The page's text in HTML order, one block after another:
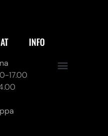
17.00
INFO